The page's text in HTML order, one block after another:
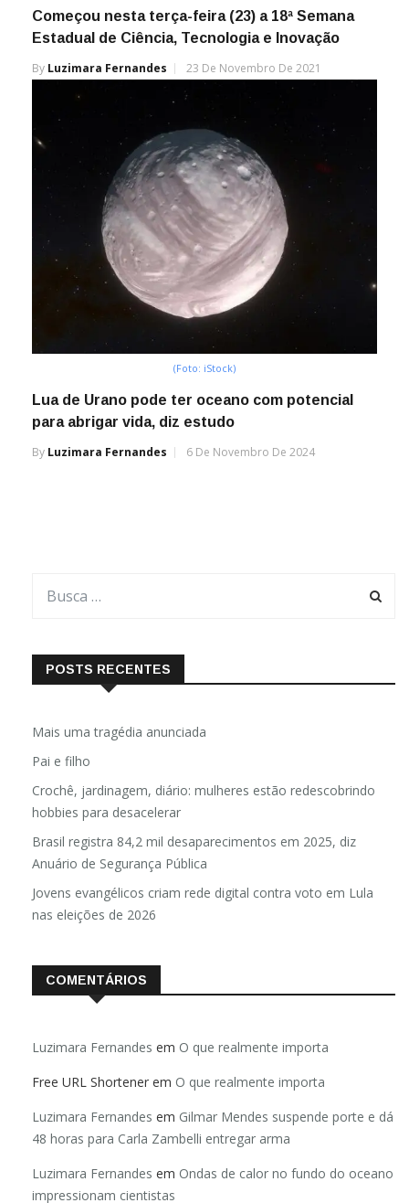
Começou nesta terça-feira (23) a 18ª Semana
Estadual de Ciência, Tecnologia e Inovação
By Luzimara Fernandes 23 De Novembro De 2021
(Foto: iStock)
Lua de Urano pode ter oceano com potencial
para abrigar vida, diz estudo
By Luzimara Fernandes 6 De Novembro De 2024
POSTS RECENTES
Mais uma tragédia anunciada
Pai e filho
Crochê, jardinagem, diário: mulheres estão redescobrindo
hobbies para desacelerar
Brasil registra 84,2 mil desaparecimentos em 2025, diz
Anuário de Segurança Pública
Jovens evangélicos criam rede digital contra voto em Lula
nas eleições de 2026
COMENTÁRIOS
Luzimara Fernandes em O que realmente importa
Free URL Shortener em O que realmente importa
Luzimara Fernandes em Gilmar Mendes suspende porte e dá
48 horas para Carla Zambelli entregar arma
Luzimara Fernandes em Ondas de calor no fundo do oceano
impressionam cientistas